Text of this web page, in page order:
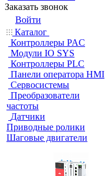
Заказать звонок
Войти
Каталог
Контроллеры PAC
Модули IO SYS
Контроллеры PLC
Панели оператора HMI
Сервосистемы
Преобразователи
частоты
Датчики
Приводные ролики
Шаговые двигатели